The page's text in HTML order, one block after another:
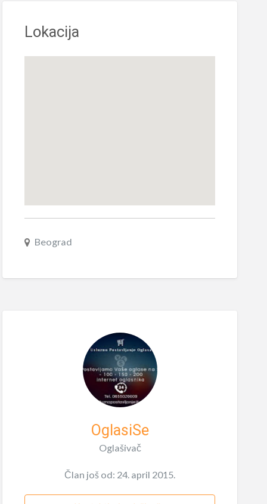
Lokacija
Beograd
OglasiSe
Oglašivač
Član još od: 24. april 2015.